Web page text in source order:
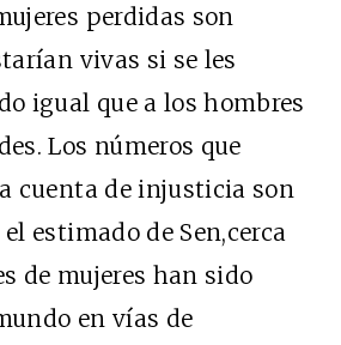
perdidas son
vivas si se les
igual que a los hombres
Los números que
cuenta de injusticia son
estimado de Sen,cerca
de mujeres han sido
en vías de